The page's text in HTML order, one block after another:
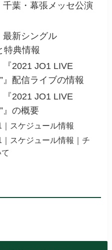
葉・幕張メッセ公演
最新シングル
特典情報
2021 JO1 LIVE
』配信ライブの情報
2021 JO1 LIVE
』の概要
スケジュール情報
スケジュール情報｜チ